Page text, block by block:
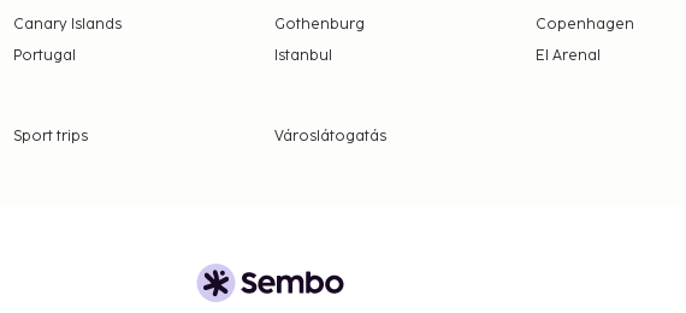
Canary Islands
Portugal
Gothenburg
Copenhagen
Istanbul
El Arenal
Sport trips Városlátogatás